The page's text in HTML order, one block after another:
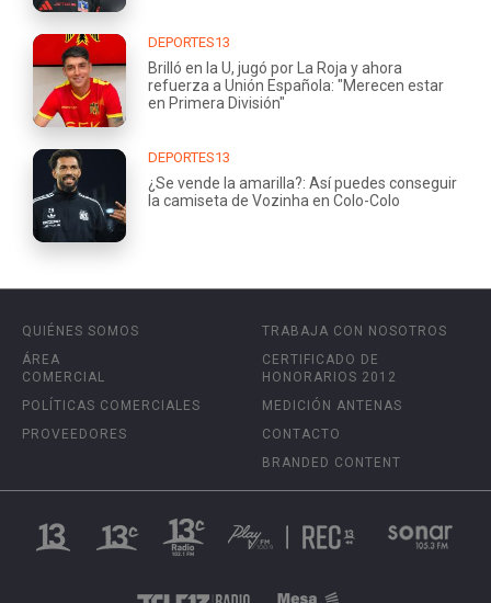
DEPORTES13
Brilló en la U, jugó por La Roja y ahora
refuerza a Unión Española: "Merecen estar
en Primera División"
DEPORTES13
¿Se vende la amarilla?: Así puedes conseguir
la camiseta de Vozinha en Colo-Colo
QUIÉNES SOMOS
ÁREA
COMERCIAL
POLÍTICAS COMERCIALES
PROVEEDORES
TRABAJA CON NOSOTROS
CERTIFICADO DE
HONORARIOS 2012
MEDICIÓN ANTENAS
CONTACTO
BRANDED CONTENT